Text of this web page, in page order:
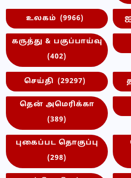
உலகம் (9966)
கருத்து & பகுப்பாய்வு
(402)
செய்தி (29297)
தென் அமெரிக்கா
(389)
புகைப்பட தொகுப்பு
(298)